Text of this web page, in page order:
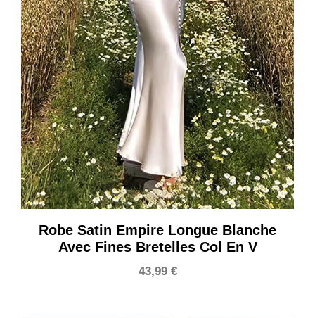
Robe Satin Empire Longue Blanche
Avec Fines Bretelles Col En V
43,99 €